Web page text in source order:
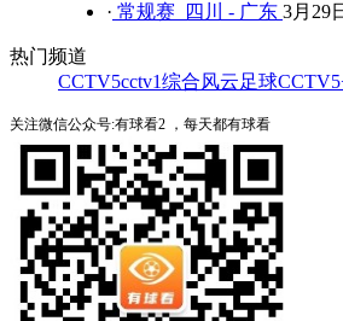
· 常规赛 四川 - 广东 3月29
热门频道
CCTV5cctv1综合风云足球
关注微信公众号:有球看2 ，每天都有球看